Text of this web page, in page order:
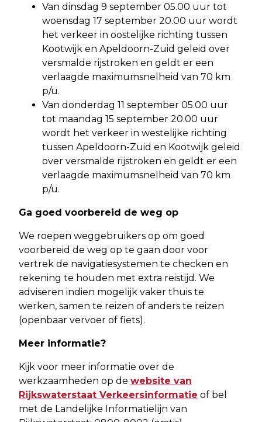
Van dinsdag 9 september 05.00 uur tot
woensdag 17 september 20.00 uur wordt
het verkeer in oostelijke richting tussen
Kootwijk en Apeldoorn-Zuid geleid over
versmalde rijstroken en geldt er een
verlaagde maximumsnelheid van 70 km
p/u.
Van donderdag 11 september 05.00 uur
tot maandag 15 september 20.00 uur
wordt het verkeer in westelijke richting
tussen Apeldoorn-Zuid en Kootwijk geleid
over versmalde rijstroken en geldt er een
verlaagde maximumsnelheid van 70 km
p/u.
Ga goed voorbereid de weg op
We roepen weggebruikers op om goed
voorbereid de weg op te gaan door voor
vertrek de navigatiesystemen te checken en
rekening te houden met extra reistijd. We
adviseren indien mogelijk vaker thuis te
werken, samen te reizen of anders te reizen
(openbaar vervoer of fiets).
Meer informatie?
Kijk voor meer informatie over de
werkzaamheden op de website van
Rijkswaterstaat Verkeersinformatie of bel
met de Landelijke Informatielijn van